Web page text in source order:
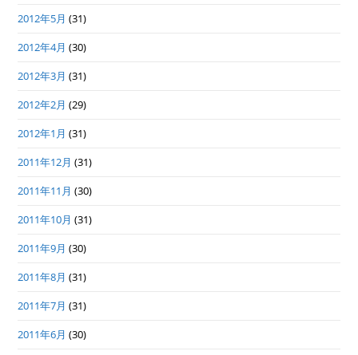
2012年5月 (31)
2012年4月 (30)
2012年3月 (31)
2012年2月 (29)
2012年1月 (31)
2011年12月 (31)
2011年11月 (30)
2011年10月 (31)
2011年9月 (30)
2011年8月 (31)
2011年7月 (31)
2011年6月 (30)